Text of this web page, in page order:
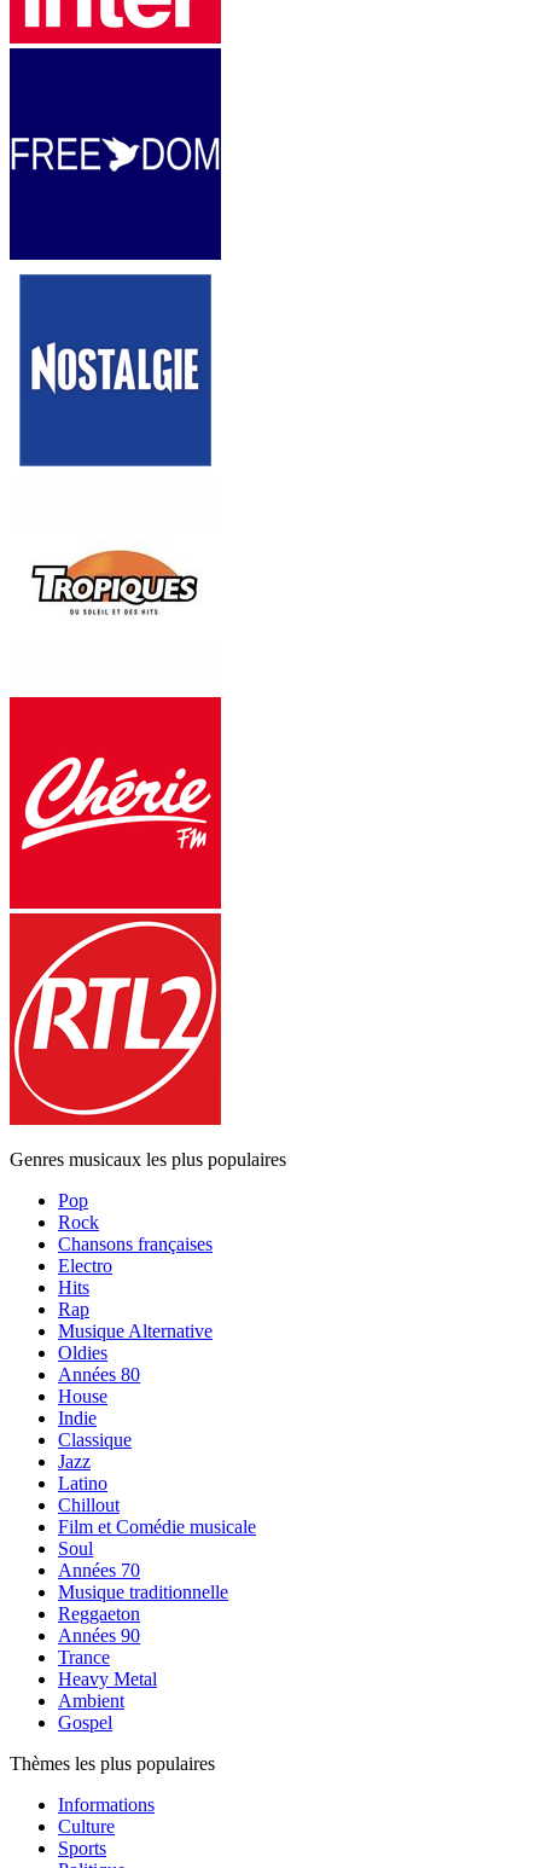
Genres musicaux les plus populaires
Pop
Rock
Chansons françaises
Electro
Hits
Rap
Musique Alternative
Oldies
Années 80
House
Indie
Classique
Jazz
Latino
Chillout
Film et Comédie musicale
Soul
Années 70
Musique traditionnelle
Reggaeton
Années 90
Trance
Heavy Metal
Ambient
Gospel
Thèmes les plus populaires
Informations
Culture
Sports